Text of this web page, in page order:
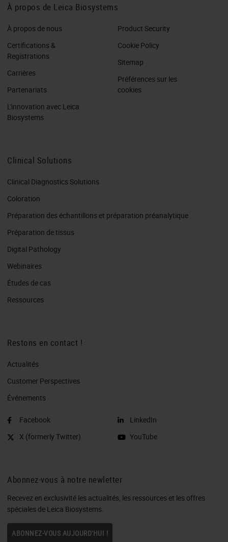
À propos de Leica Biosystems
À propos de nous
Certifications &
Registrations
Carrières
Partenariats
L'innovation avec Leica
Biosystems
Product Security
Cookie Policy
Sitemap
Préférences sur les
cookies
Clinical Solutions
Clinical Diagnostics Solutions
Coloration
Préparation des échantillons et préparation préanalytique
Préparation de tissus
Digital Pathology
Webinaires
Études de cas
Ressources
Restons en contact !
Actualités
Customer Perspectives​
Événements
Facebook
X (formerly Twitter)
LinkedIn
YouTube
Abonnez-vous à notre newletter
Recevez en exclusivité les actualités, les ressources et les offres
spéciales de Leica Biosystems.
ABONNEZ-VOUS AUJOURD'HUI !